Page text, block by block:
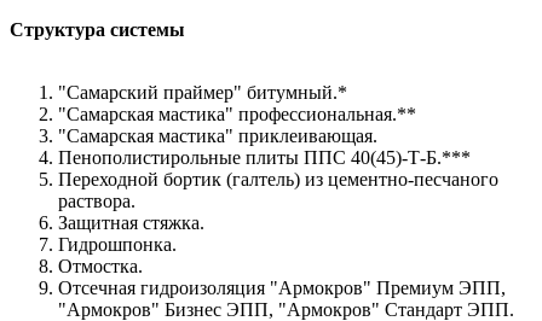
Структура системы
"Самарский праймер" битумный.*
"Самарская мастика" профессиональная.**
"Самарская мастика" приклеивающая.
Пенополистирольные плиты ППС 40(45)-Т-Б.***
Переходной бортик (галтель) из цементно-песчаного
раствора.
Защитная стяжка.
Гидрошпонка.
Отмостка.
Отсечная гидроизоляция "Армокров" Премиум ЭПП,
"Армокров" Бизнес ЭПП, "Армокров" Стандарт ЭПП.